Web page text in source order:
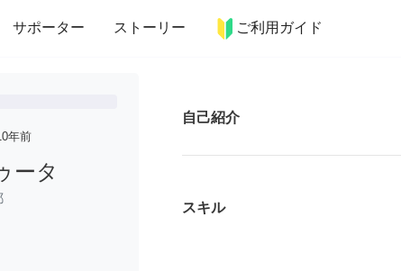
サポーター ストーリー ご利用ガイド
テリア 趣味・習い事 ペット 料理
年前
ータ
自己紹介
スキル